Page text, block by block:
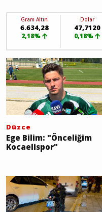
Gram Altın
6.634,28
2,18%
Dolar
47,7120
0,18%
Düzce
Ege Bilim: "Önceliğim
Kocaelispor"